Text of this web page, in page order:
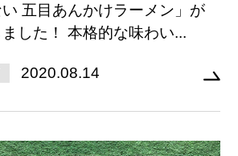
い 五目あんかけラーメン」が
した！ 本格的な味わい...
2020.08.14